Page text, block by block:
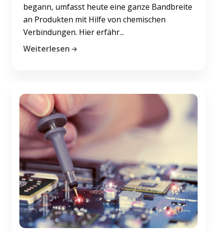
begann, umfasst heute eine ganze Bandbreite
an Produkten mit Hilfe von chemischen
Verbindungen. Hier erfähr...
Weiterlesen